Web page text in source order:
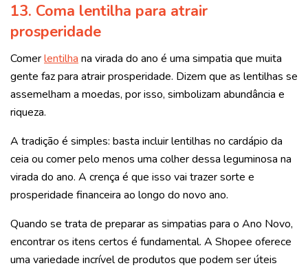
13. Coma lentilha para atrair
prosperidade
Comerlentilha na virada do ano é uma simpatia que muita
gente faz para atrair prosperidade. Dizem que as lentilhas se
assemelham a moedas, por isso, simbolizam abundância e
riqueza.
A tradição é simples: basta incluir lentilhas no cardápio da
ceia ou comer pelo menos uma colher dessa leguminosa na
virada do ano. A crença é que isso vai trazer sorte e
prosperidade financeira ao longo do novo ano.
Quando se trata de preparar as simpatias para o Ano Novo,
encontrar os itens certos é fundamental. A Shopee oferece
uma variedade incrível de produtos que podem ser úteis